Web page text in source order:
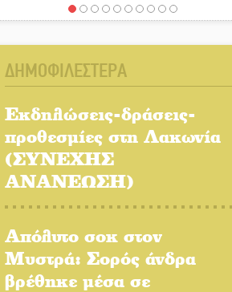
Η ψυχολογία της ανατροπής
Ένα «ταξίδι» τέχνης και
Τα Λαγκάδια κρατούν
ζωντανή την τέχνη της
πέτρας
Ελεωνόρας Ζουγανέλη το
Σαϊνοπούλειο
ΔΗΜΟΦΙΛΕΣΤΕΡΑ
Εκδηλώσεις-δράσεις-
προθεσμίες στη Λακωνία
(ΣΥΝΕΧΗΣ
ΑΝΑΝΕΩΣΗ)
Απόλυτο σοκ στον
Μυστρά: Σορός άνδρα
βρέθηκε μέσα σε